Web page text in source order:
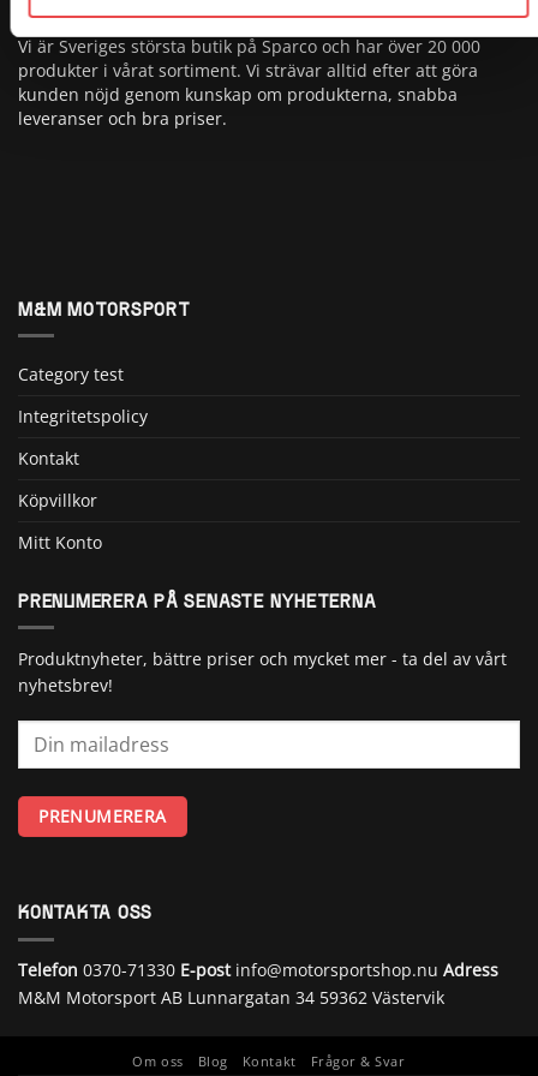
Vi är Sveriges största butik på Sparco och har över 20 000
produkter i vårat sortiment. Vi strävar alltid efter att göra
kunden nöjd genom kunskap om produkterna, snabba
leveranser och bra priser.
M&M MOTORSPORT
Category test
Integritetspolicy
Kontakt
Köpvillkor
Mitt Konto
PRENUMERERA PÅ SENASTE NYHETERNA
Produktnyheter, bättre priser och mycket mer - ta del av vårt
nyhetsbrev!
KONTAKTA OSS
Telefon 0370-71330 E-postinfo@motorsportshop.nu Adress
M&M Motorsport AB Lunnargatan 34 59362 Västervik
Om oss Blog Kontakt Frågor & Svar